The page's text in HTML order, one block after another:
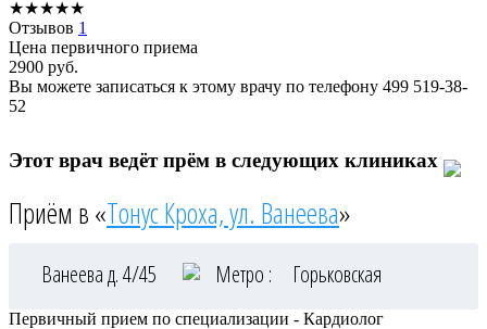
★★★★★
Отзывов 1
Цена первичного приема
2900 руб.
Вы можете записаться к этому врачу по телефону 499 519-38-
52
Этот врач ведёт прём в следующих клиниках
Приём в «Тонус Кроха, ул. Ванеева»
Ванеева д. 4/45 Метро : Горьковская
Первичный прием по специализации - Кардиолог